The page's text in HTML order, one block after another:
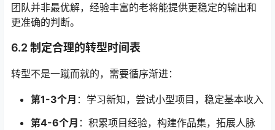
团队并非最优解，经验丰富的老将能提供更稳定的输出和
更准确的判断。
6.2 制定合理的转型时间表
转型不是一蹴而就的，需要循序渐进：
第1-3个月 ：学习新知，尝试小型项目，稳定基本收入
第4-6个月 ：积累项目经验，构建作品集，拓展人脉